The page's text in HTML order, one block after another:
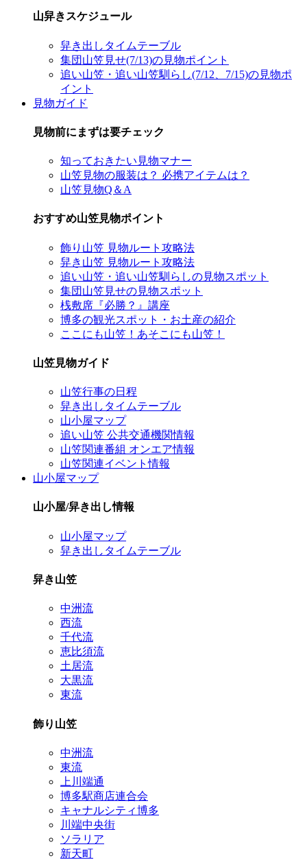
山舁きスケジュール
舁き出しタイムテーブル
集団山笠見せ(7/13)の見物ポイント
追い山笠・追い山笠馴らし(7/12、7/15)の見物ポ
イント
見物ガイド
見物前にまずは要チェック
知っておきたい見物マナー
山笠見物の服装は？ 必携アイテムは？
山笠見物Q＆A
おすすめ山笠見物ポイント
飾り山笠 見物ルート攻略法
舁き山笠 見物ルート攻略法
追い山笠・追い山笠馴らしの見物スポット
集団山笠見せの見物スポット
桟敷席『必勝？』講座
博多の観光スポット・お土産の紹介
ここにも山笠！あそこにも山笠！
山笠見物ガイド
山笠行事の日程
舁き出しタイムテーブル
山小屋マップ
追い山笠 公共交通機関情報
山笠関連番組 オンエア情報
山笠関連イベント情報
山小屋マップ
山小屋/舁き出し情報
山小屋マップ
舁き出しタイムテーブル
舁き山笠
中洲流
西流
千代流
恵比須流
土居流
大黒流
東流
飾り山笠
中洲流
東流
上川端通
博多駅商店連合会
キャナルシティ博多
川端中央街
ソラリア
新天町